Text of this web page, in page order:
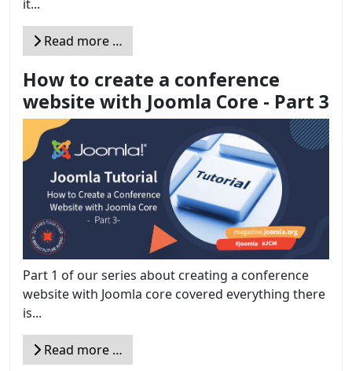
it...
Read more …
How to create a conference
website with Joomla Core - Part 3
Part 1 of our series about creating a conference
website with Joomla core covered everything there
is...
Read more …